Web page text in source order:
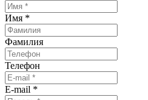
Имя *
Фамилия
Телефон
E-mail *